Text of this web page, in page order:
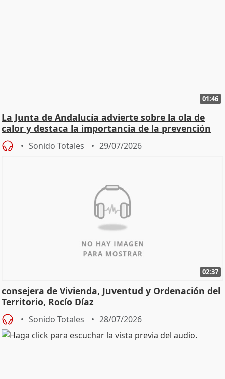
01:46
La Junta de Andalucía advierte sobre la ola de
calor y destaca la importancia de la prevención
Sonido Totales 29/07/2026
02:37
consejera de Vivienda, Juventud y Ordenación del
Territorio, Rocío Díaz
Sonido Totales 28/07/2026